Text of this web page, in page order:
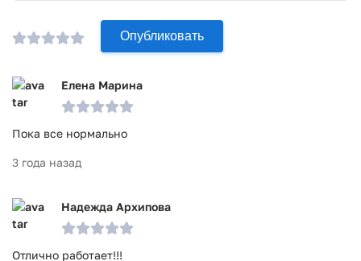
Опубликовать
Елена Марина
Пока все нормально
3 года назад
Надежда Архипова
Отлично работает!!!